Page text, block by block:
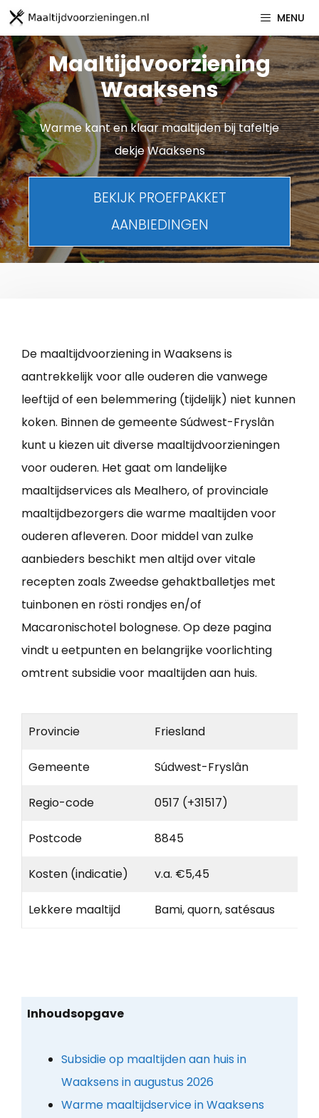
Spring
naar
inhoud
MENU
Maaltijdvoorziening
Waaksens
Warme kant en klaar maaltijden bij tafeltje
dekje Waaksens
BEKIJK PROEFPAKKET
AANBIEDINGEN
De maaltijdvoorziening in Waaksens is
aantrekkelijk voor alle ouderen die vanwege
leeftijd of een belemmering (tijdelijk) niet kunnen
koken. Binnen de gemeente Súdwest-Fryslân
kunt u kiezen uit diverse maaltijdvoorzieningen
voor ouderen. Het gaat om landelijke
maaltijdservices als Mealhero, of provinciale
maaltijdbezorgers die warme maaltijden voor
ouderen afleveren. Door middel van zulke
aanbieders beschikt men altijd over vitale
recepten zoals Zweedse gehaktballetjes met
tuinbonen en rösti rondjes en/of
Macaronischotel bolognese. Op deze pagina
vindt u eetpunten en belangrijke voorlichting
omtrent subsidie voor maaltijden aan huis.
Provincie Friesland
Gemeente Súdwest-Fryslân
Regio-code 0517 (+31517)
Postcode 8845
Kosten (indicatie) v.a. €5,45
Lekkere maaltijd Bami, quorn, satésaus
Inhoudsopgave
Subsidie op maaltijden aan huis in
Waaksens in augustus 2026
Warme maaltijdservice in Waaksens